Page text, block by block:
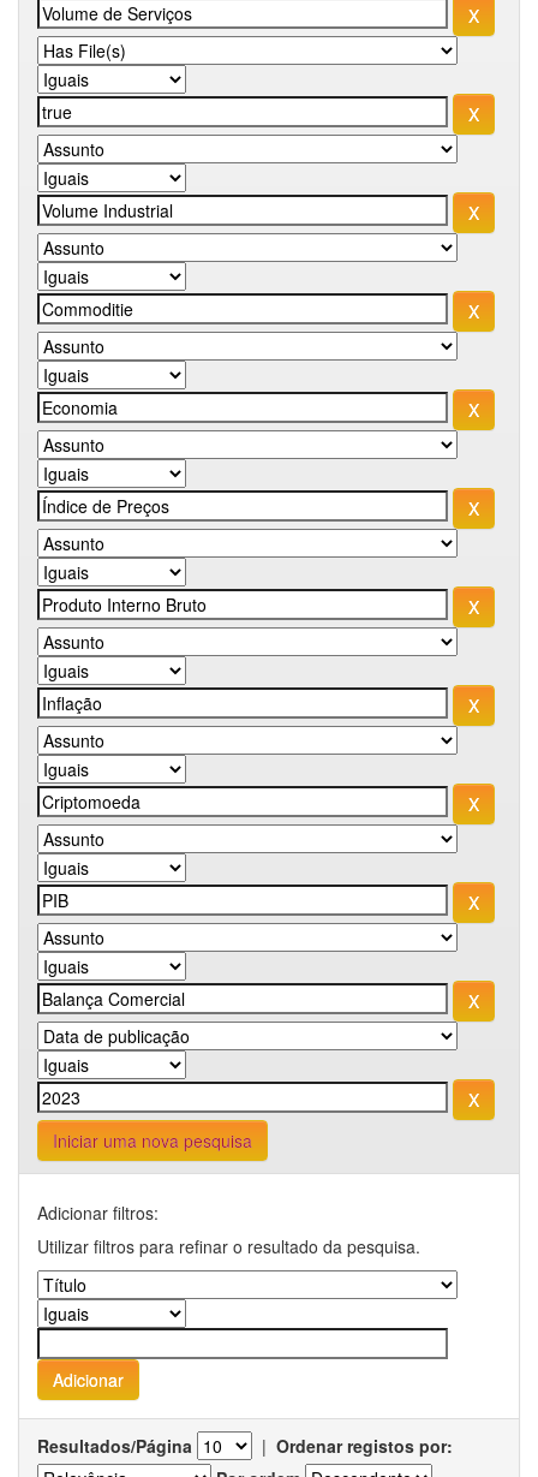
Iniciar uma nova pesquisa
Adicionar filtros:
Utilizar filtros para refinar o resultado da pesquisa.
Resultados/Página | Ordenar registos por: